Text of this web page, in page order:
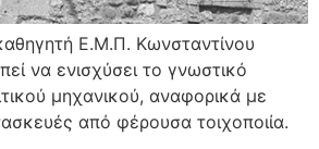
Ε.Μ.Π. Κωνσταντίνου
να ενισχύσει το γνωστικό
μηχανικού, αναφορικά με
από φέρουσα τοιχοποιία.